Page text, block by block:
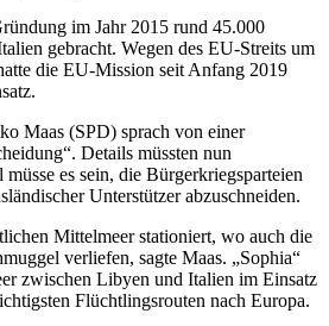
im Jahr 2015 rund 45.000
gebracht. Wegen des EU-Streits um
die EU-Mission seit Anfang 2019
Maas (SPD) sprach von einer
Details müssten nun
es sein, die Bürgerkriegsparteien
Unterstützer abzuschneiden.
Mittelmeer stationiert, wo auch die
verliefen, sagte Maas. „Sophia“
zwischen Libyen und Italien im Einsatz
Flüchtlingsrouten nach Europa.